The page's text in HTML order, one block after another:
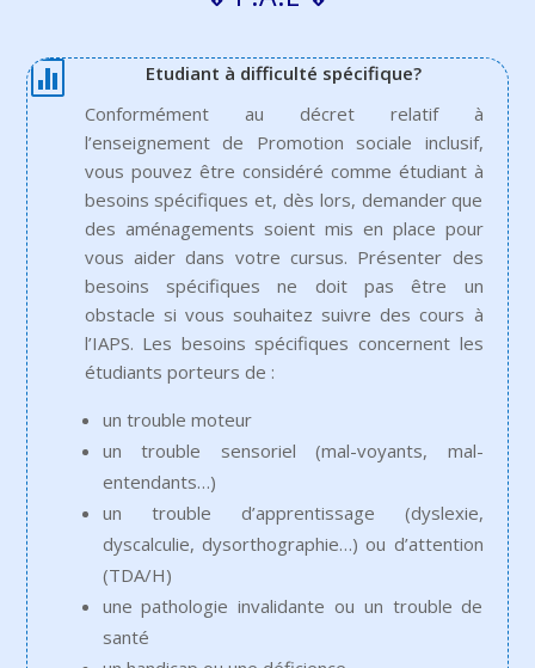

Etudiant à difficulté spécifique?
Conformément au décret relatif à
l’enseignement de Promotion sociale inclusif,
vous pouvez être considéré comme étudiant à
besoins spécifiques et, dès lors, demander que
des aménagements soient mis en place pour
vous aider dans votre cursus. Présenter des
besoins spécifiques ne doit pas être un
obstacle si vous souhaitez suivre des cours à
l’IAPS. Les besoins spécifiques concernent les
étudiants porteurs de :
un trouble moteur
un trouble sensoriel (mal-voyants, mal-
entendants…)
un trouble d’apprentissage (dyslexie,
dyscalculie, dysorthographie…) ou d’attention
(TDA/H)
une pathologie invalidante ou un trouble de
santé